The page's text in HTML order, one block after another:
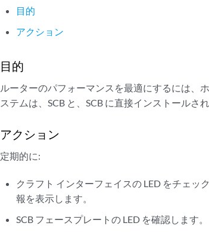
目的
アクション
目的
ルーターのパフォーマンスを最適にするには、
ステムは、SCB と、SCB に直接インストールさ
アクション
定期的に:
クラフト インターフェイスの LED をチェ
報を表示します。
SCB フェースプレートの LED を確認します。